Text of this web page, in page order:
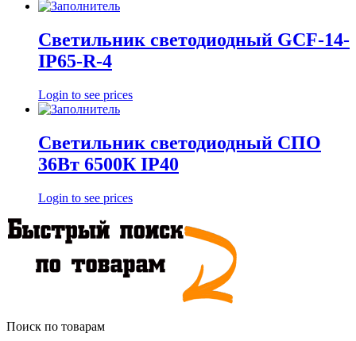
Светильник светодиодный GCF-14-
IP65-R-4
Login to see prices
Светильник светодиодный СПО
36Вт 6500К IP40
Login to see prices
Поиск по товарам